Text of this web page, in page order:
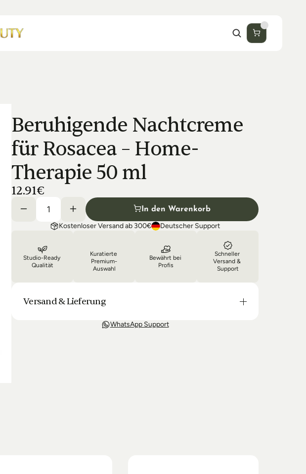
Beruhigende Nachtcreme
für Rosacea – Home-
Therapie 50 ml
12.91€
In den Warenkorb
Kostenloser Versand ab 300€ Deutscher Support
Studio-Ready
Qualität
Kuratierte
Premium-
Auswahl
Bewährt bei
Profis
Schneller
Versand &
Support
Versand & Lieferung
Unsere Lieferung ist in der Regel in 3-8 Tagen bei Dir. Nach
Bestellung halten wir Sie über den Status Ihrer Bestellung auf dem
WhatsApp Support